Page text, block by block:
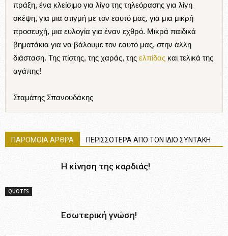
πράξη, ένα κλείσιμο για λίγο της τηλεόρασης για λίγη
σκέψη, για μια στιγμή με τον εαυτό μας, για μια μικρή
προσευχή, μια ευλογία για έναν εχθρό. Μικρά παιδικά
βηματάκια για να βάλουμε τον εαυτό μας, στην άλλη
διάσταση. Της πίστης, της χαράς, της ελπίδας και τελικά της
αγάπης!
Σταμάτης Σπανουδάκης
ΠΑΡΟΜΟΙΑ ΑΡΘΡΑ ΠΕΡΙΣΣΟΤΕΡΑ ΑΠΟ ΤΟΝ ΙΔΙΟ ΣΥΝΤΑΚΗ
QUOTES
Η κίνηση της καρδιάς!
Εσωτερική γνώση!